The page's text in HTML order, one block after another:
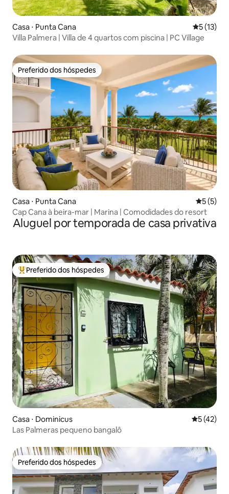
Casa ⋅ Punta Cana 5 de uma
5 (13)
Villa Palmera | Villa de 4 quartos com piscina | PC Village
Preferido dos hóspedes
Preferido dos hóspedes
Casa ⋅ Punta Cana 5 de
5 (5)
Cap Cana à beira-mar | Marina | Comodidades do resort
Aluguel por temporada de casa privativa
Entre os melhores preferidos dos hóspedes
Preferido dos hóspedes
Casa ⋅ Dominicus 5 de uma
5 (42)
Las Palmeras pequeno bangalô
Preferido dos hóspedes
Preferido dos hóspedes